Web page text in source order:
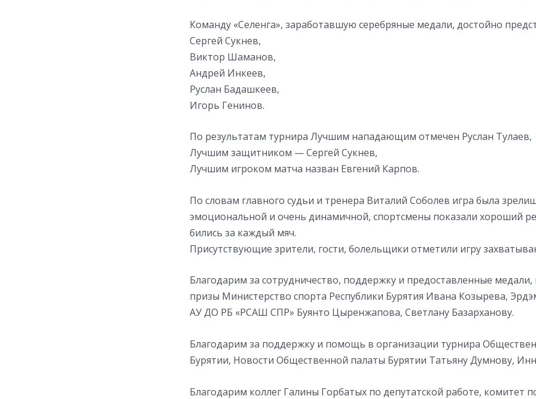
Команду «Селенга», заработавшую серебряные медали, достойно
Сергей Сукнев,
Виктор Шаманов,
Андрей Инкеев,
Руслан Бадашкеев,
Игорь Генинов.
По результатам турнира Лучшим нападающим отмечен Руслан Тулаев,
Лучшим защитником — Сергей Сукнев,
Лучшим игроком матча назван Евгений Карпов.
По словам главного судьи и тренера Виталий Соболев игра была
эмоциональной и очень динамичной, спортсмены показали хороший
бились за каждый мяч.
Присутствующие зрители, гости, болельщики отметили игру
Благодарим за сотрудничество, поддержку и предоставленные
призы Министерство спорта Республики Бурятия Ивана Козырева,
АУ ДО РБ «РСАШ СПР» Буянто Цыренжапова, Светлану Базарханову.
Благодарим за поддержку и помощь в организации турнира
Бурятии, Новости Общественной палаты Бурятии Татьяну Думнову,
Благодарим коллег Галины Горбатых по депутатской работе, комитет